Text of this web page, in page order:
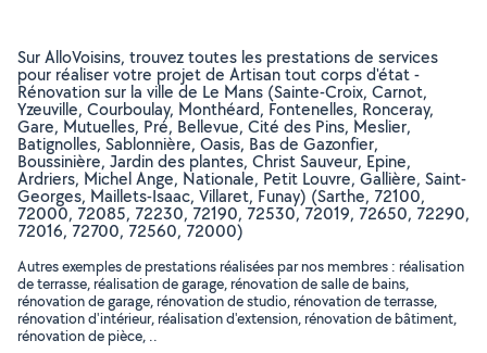
Sur AlloVoisins, trouvez toutes les prestations de services
pour réaliser votre projet de Artisan tout corps d'état -
Rénovation sur la ville de Le Mans (Sainte-Croix, Carnot,
Yzeuville, Courboulay, Monthéard, Fontenelles, Ronceray,
Gare, Mutuelles, Pré, Bellevue, Cité des Pins, Meslier,
Batignolles, Sablonnière, Oasis, Bas de Gazonfier,
Boussinière, Jardin des plantes, Christ Sauveur, Epine,
Ardriers, Michel Ange, Nationale, Petit Louvre, Gallière, Saint-
Georges, Maillets-Isaac, Villaret, Funay) (Sarthe, 72100,
72000, 72085, 72230, 72190, 72530, 72019, 72650, 72290,
72016, 72700, 72560, 72000)
Autres exemples de prestations réalisées par nos membres : réalisation
de terrasse, réalisation de garage, rénovation de salle de bains,
rénovation de garage, rénovation de studio, rénovation de terrasse,
rénovation d'intérieur, réalisation d'extension, rénovation de bâtiment,
rénovation de pièce, ..